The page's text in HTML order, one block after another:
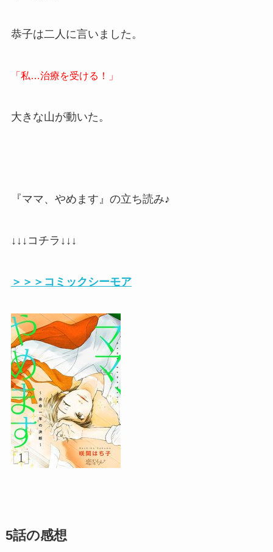
恭子は二人に言いました。
「私…治療を受ける！」
大きな山が動いた。
『ママ、やめます』の立ち読み♪
↓↓↓コチラ↓↓↓
＞＞＞コミックシーモア
5話の感想